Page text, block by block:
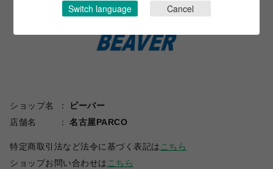
ショップ名
ビーバー
店舗名
名古屋PARCO
特定商取引法など法令に基づく表記は こちら
ショップお問い合わせは こちら
Switch language Cancel